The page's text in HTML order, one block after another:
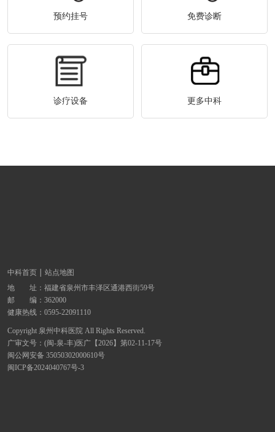
预约挂号 免费诊断
诊疗设备 更多中科
中科首页
站点地图
地 址： 福建省泉州市丰泽区通港西街59号
邮 编：362000
健康热线： 0595-22091110
Copyright 泉州中科医院 All Rights Reserved.
广审文号：(闽-泉-丰)医广【2026】第02-11-17号
闽公网安备 35050302000610号
闽ICP备2024040767号-3